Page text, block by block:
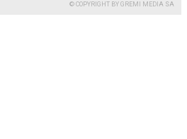
© COPYRIGHT BY GREMI MEDIA SA